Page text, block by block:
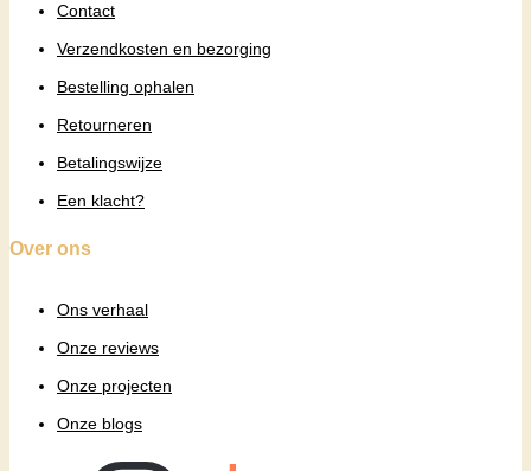
Contact
Verzendkosten en bezorging
Bestelling ophalen
Retourneren
Betalingswijze
Een klacht?
Over ons
Ons verhaal
Onze reviews
Onze projecten
Onze blogs